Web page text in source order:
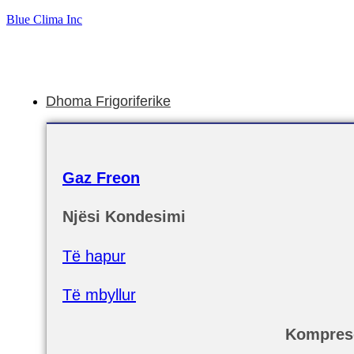
Blue Clima Inc
Dhoma Frigoriferike
Gaz Freon
Njësi Kondesimi
Të hapur
Të mbyllur